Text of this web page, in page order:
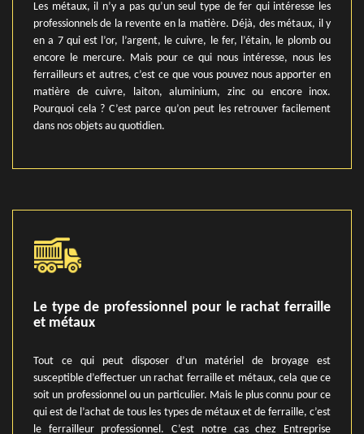
Les métaux, il n’y a pas qu’un seul type de fer qui intéresse les
professionnels de la revente en la matière. Déjà, des métaux, il y
en a 7 qui est l’or, l’argent, le cuivre, le fer, l’étain, le plomb ou
encore le mercure. Mais pour ce qui nous intéresse, nous les
ferrailleurs et autres, c’est ce que vous pouvez nous apporter en
matière de cuivre, laiton, aluminium, zinc ou encore inox.
Pourquoi cela ? C’est parce qu’on peut les retrouver facilement
dans nos objets au quotidien.
Le type de professionnel pour le rachat ferraille
et métaux
Tout ce qui peut disposer d’un matériel de broyage est
susceptible d’effectuer un rachat ferraille et métaux, cela que ce
soit un professionnel ou un particulier. Mais le plus connu pour ce
qui est de l’achat de tous les types de métaux et de ferraille, c’est
le ferrailleur professionnel. C’est notre cas chez Entreprise